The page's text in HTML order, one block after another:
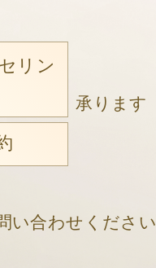
リン
承ります
い合わせください